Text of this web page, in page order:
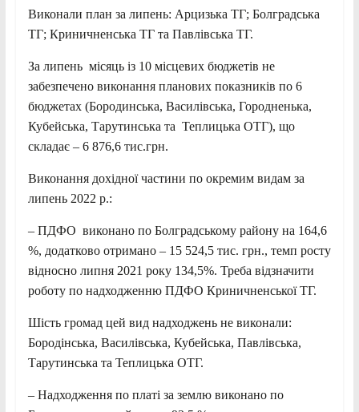
Виконали план за липень: Арцизька ТГ; Болградська
ТГ; Криничненська ТГ та Павлівська ТГ.
За липень місяць із 10 місцевих бюджетів не
забезпечено виконання планових показників по 6
бюджетах (Бородинська, Василівська, Городненька,
Кубейська, Тарутинська та Теплицька ОТГ), що
складає – 6 876,6 тис.грн.
Виконання дохідної частини по окремим видам за
липень 2022 р.:
– ПДФО виконано по Болградському району на 164,6
%, додатково отримано – 15 524,5 тис. грн., темп росту
відносно липня 2021 року 134,5%. Треба відзначити
роботу по надходженню ПДФО Криничненської ТГ.
Шість громад цей вид надходжень не виконали:
Бородiнська, Василівська, Кубейська, Павлівська,
Тарутинська та Теплицька ОТГ.
– Надходження по платі за землю виконано по